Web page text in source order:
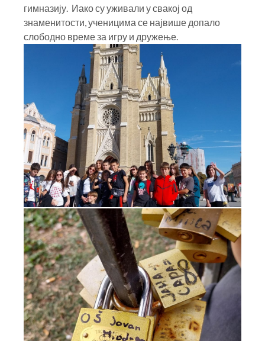
гимназију. Иако су уживали у свакој од
знаменитости, ученицима се највише допало
слободно време за игру и дружење.